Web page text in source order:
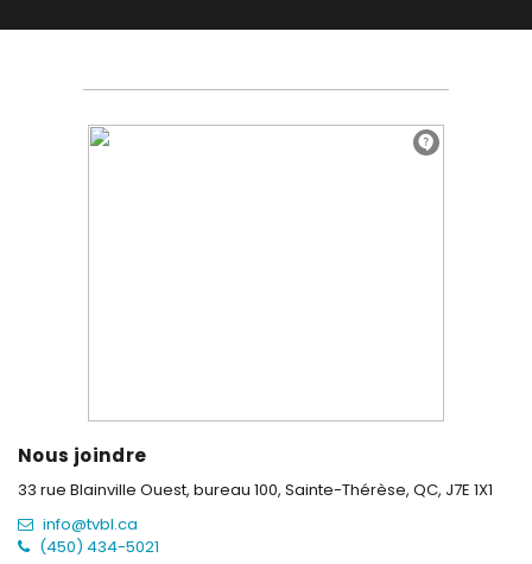
Nous joindre
33 rue Blainville Ouest, bureau 100, Sainte-Thérèse, QC, J7E 1X1
info@tvbl.ca
(450) 434-5021